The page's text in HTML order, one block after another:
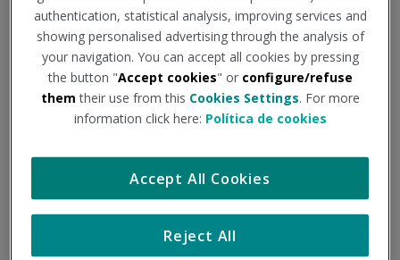
circulación
Institución - Fuente:consalud.esTipo de documento:Noticia
y sus socios han estimado que en marzo de 2022 el 90%
de la población mundial presentaba anticuerpos contra el
virus, bien por la infección natural o a través de la
authentication, statistical analysis, improving services and
showing personalised advertising through the analysis of
your navigation. You can accept all cookies by pressing
the button "Accept cookies" or configure/refuse
them their use from this Cookies Settings. For more
information click here: Política de cookies
Reject All
Accept All Cookies